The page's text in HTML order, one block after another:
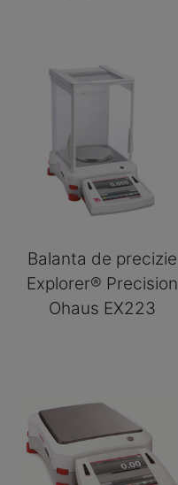
Balanta de precizie
Explorer® Precision
Ohaus EX223